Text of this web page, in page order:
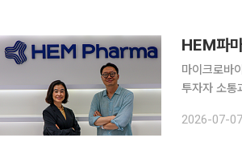
HEM파
마이크로바
투자자 소통
2026-07-